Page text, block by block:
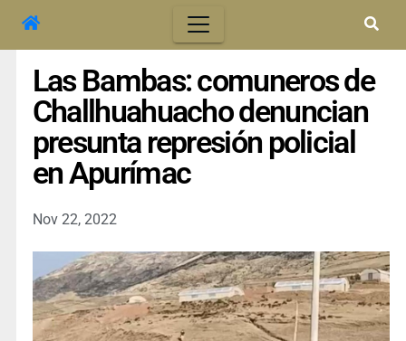
Las Bambas: comuneros de
Challhuahuacho denuncian
presunta represión policial
en Apurímac
Nov 22, 2022